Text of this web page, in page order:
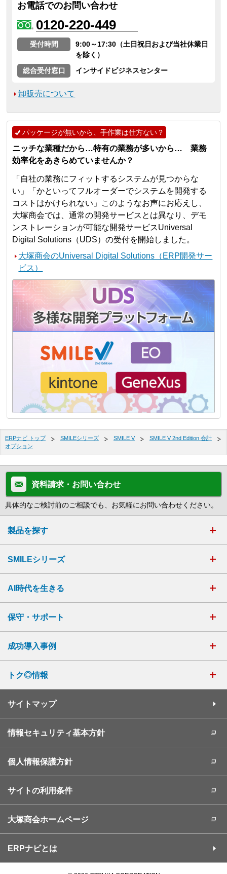
お電話でのお問い合わせ
0120-220-449
受付時間
9:00～17:30（土日祝日および当社休業日
を除く）
総合受付窓口
インサイドビジネスセンター
卸販売について
パッケージが無いから、手作業は仕方ない？
ニッチな業種だから…特有の業務が多いから… 業務
効率化をあきらめていませんか？
「自社の業務にフィットするシステムが見つからな
い」「かといってフルオーダーでシステムを開発する
コストはかけられない」このようなお声にお応えし、
大塚商会では、通常の開発サービスとは異なり、デモ
ンストレーションが可能な開発サービスUniversal
Digital Solutions（UDS）の受付を開始しました。
大塚商会のUniversal Digital Solutions（ERP開発サー
ビス）
ERPナビ トップ SMILEシリーズ SMILE V
SMILE V 2nd Edition 会計
オプション
資料請求・お問い合わせ
具体的なご検討前のご相談でも、お気軽にお問い合わせください。
製品を探す
SMILEシリーズ
AI時代を生きる
保守・サポート
成功導入事例
トク◎情報
サイトマップ
情報セキュリティ基本方針
個人情報保護方針
サイトの利用条件
大塚商会ホームページ
ERPナビとは